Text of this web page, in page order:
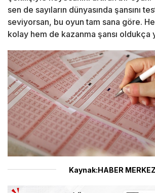
sen de sayıların dünyasında şansını
seviyorsan, bu oyun tam sana göre.
kolay hem de kazanma şansı oldukça
Kaynak:HABER